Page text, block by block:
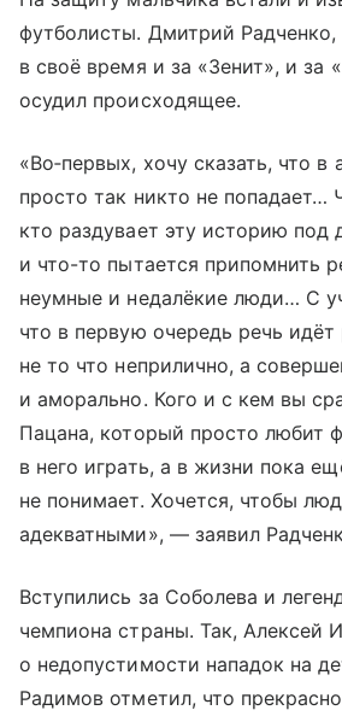
футболисты. Дмитрий
в своё время и за «Зенит», и за
осудил происходящее.
«Во‑первых, хочу сказать, что в
просто так никто не попадает…
кто раздувает эту историю под
и что-то пытается припомнить
неумные и недалёкие люди… С
что в первую очередь речь идёт
не то что неприлично, а
и аморально. Кого и с кем вы
Пацана, который просто любит
в него играть, а в жизни пока
не понимает. Хочется, чтобы
адекватными», — заявил
Вступились за Соболева и
чемпиона страны. Так, Алексей
о недопустимости нападок на
Радимов отметил, что